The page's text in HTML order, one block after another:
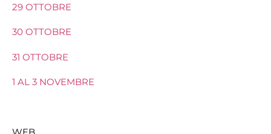
29 OTTOBRE
30 OTTOBRE
31 OTTOBRE
1 AL 3 NOVEMBRE